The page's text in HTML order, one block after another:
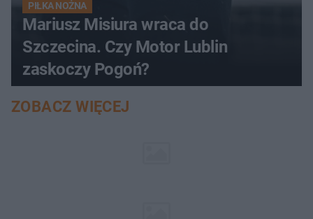
PIŁKA NOŻNA
Mariusz Misiura wraca do
Szczecina. Czy Motor Lublin
zaskoczy Pogoń?
ZOBACZ WIĘCEJ